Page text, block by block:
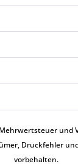
und
Druckfehler
vorbehalten.